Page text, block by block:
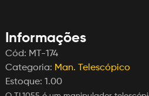
Informações
Cód: MT-174
Categoria: Man. Telescópico
Estoque: 1.00